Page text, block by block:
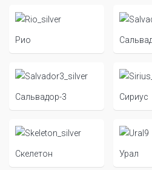
Рио
Сальвадор-3 Сириус
Скелетон Урал